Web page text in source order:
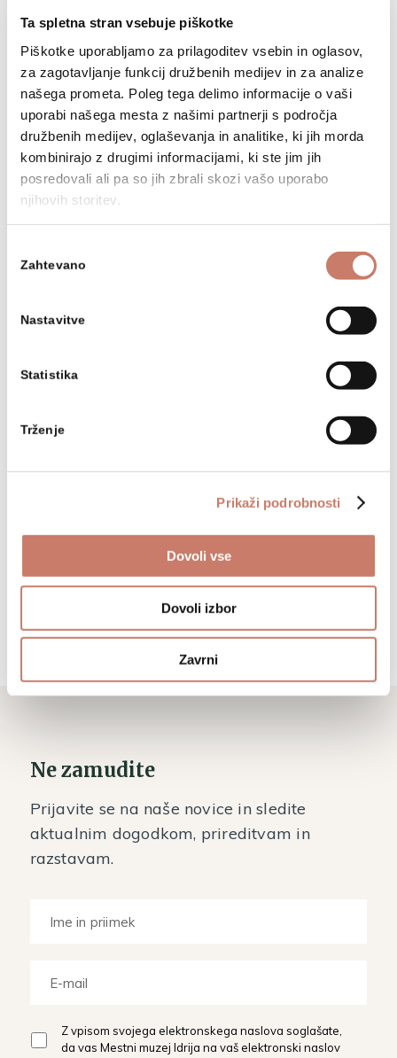
Ta spletna stran vsebuje piškotke
Piškotke uporabljamo za prilagoditev vsebin in oglasov,
za zagotavljanje funkcij družbenih medijev in za analize
našega prometa. Poleg tega delimo informacije o vaši
uporabi našega mesta z našimi partnerji s področja
družbenih medijev, oglaševanja in analitike, ki jih morda
kombinirajo z drugimi informacijami, ki ste jim jih
posredovali ali pa so jih zbrali skozi vašo uporabo
njihovih storitev.
soglasja
Zahtevano
Nastavitve
Statistika
Trženje
Prikaži podrobnosti
Dovoli vse
Dovoli izbor
Zavrni
Aktualno dogajanje
Ne zamudite
Prijavite se na naše novice in sledite
aktualnim dogodkom, prireditvam in
razstavam.
Z vpisom svojega elektronskega naslova soglašate,
da vas Mestni muzej Idrija na vaš elektronski naslov